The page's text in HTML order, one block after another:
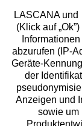
Geprüfte
Unsere
LASCANA und
(Klick auf
abzurufen (IP-
Geräte-
der
Anzeigen und
sowie um